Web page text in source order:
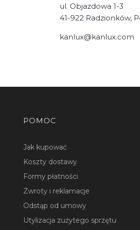
ul. Objazdowa 1-3
41-922 Radzionków,
kanlux@kanlux.com
Linki w stopce
POMOC
Jak kupować
Koszty dostawy
Formy płatności
Zwroty i reklamacje
Odstąp od umowy
Utylizacja zużytego sprzętu